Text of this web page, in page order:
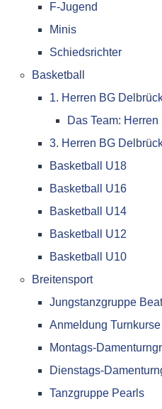
F-Jugend
Minis
Schiedsrichter
Basketball
1. Herren BG
Das Team:
3. Herren BG
Basketball U18
Basketball U16
Basketball U14
Basketball U12
Basketball U10
Breitensport
Jungstanzgruppe
Anmeldung Turnkurse
Montags-
Dienstags-
Tanzgruppe Pearls